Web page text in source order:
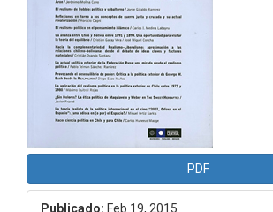
PDF
Publicado: Feb 19, 2015